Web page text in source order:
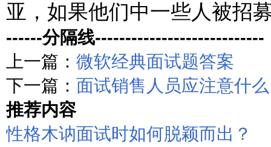
亚，如果他们中一些人被招
------分隔线----------------------------
上一篇： 微软经典面试题答案
下一篇： 面试销售人员应注意什么
推荐内容
性格木讷面试时如何脱颖而出？